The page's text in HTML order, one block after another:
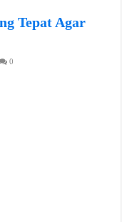
Tepat Agar
0